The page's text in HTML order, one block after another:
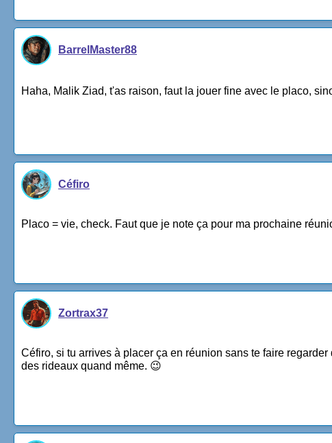
BarrelMaster88
Haha, Malik Ziad, t'as raison, faut la jouer fine avec le placo,
Céfiro
Placo = vie, check. Faut que je note ça pour ma prochaine
Zortrax37
Céfiro, si tu arrives à placer ça en réunion sans te faire
des rideaux quand même. 😉